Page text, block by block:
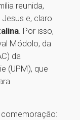
reunida,
e, claro
. Por isso,
Módolo, da
da
(UPM), que